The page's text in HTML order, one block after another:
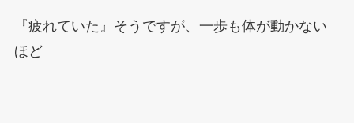
『疲れていた』そうですが、一歩も体が動かない
ほど